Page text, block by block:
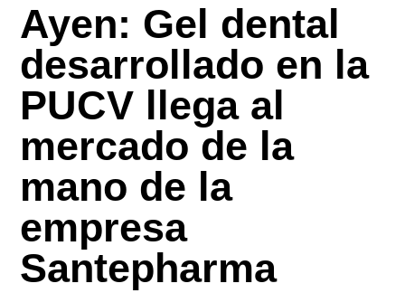
Ayen: Gel dental
desarrollado en la
PUCV llega al
mercado de la
mano de la
empresa
Santepharma